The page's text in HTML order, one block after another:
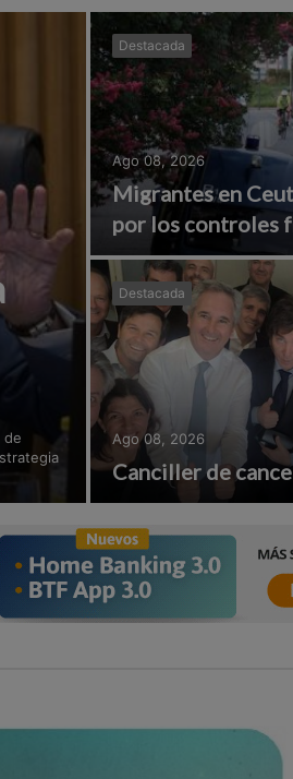
de
Destacada
Ago 08, 2026
Migrantes en
por los controles
Destacada
Ago 08, 2026
Canciller de